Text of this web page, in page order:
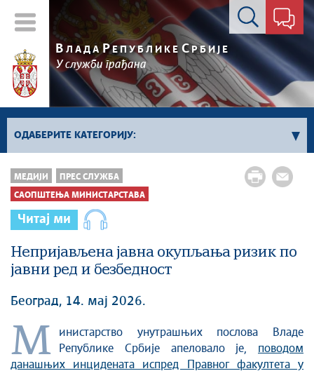
Контакт форма
В ЛАДА РЕПУБЛИКЕ СРБИЈЕ
У служби грађана
ОДАБЕРИТЕ КАТЕГОРИЈУ:
Kонференцијe за новинаре
Најавe и обавештења
Саопштења Владе
Саопштења министарстава
Аудио прес
МЕДИЈИ ПРЕС СЛУЖБА
САОПШТЕЊА МИНИСТАРСТАВА
Читај ми
Непријављена јавна окупљања ризик по
јавни ред и безбедност
Београд, 14. мај 2026.
М
инистарство унутрашњих послова Владе
Републике Србије апеловало је, поводом
данашњих инцидената испред Правног факултета у